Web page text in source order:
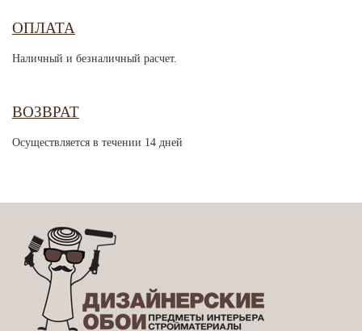
ОПЛАТА
Наличный и безналичный расчет.
ВОЗВРАТ
Осуществляется в течении 14 дней